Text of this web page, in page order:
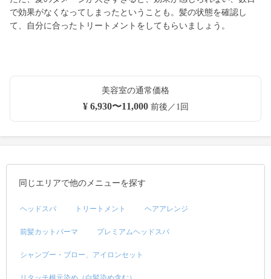
で効果がなくなってしまったということも。髪の状態を確認し
て、自分に合ったトリートメントをしてもらいましょう。
美容室の通常価格
¥ 6,930〜11,000前後／1回
同じエリアで他のメニューを探す
ヘッドスパ トリートメント ヘアアレンジ
前髪カットパーマ プレミアムヘッドスパ
シャンプー・ブロー、アイロンセット